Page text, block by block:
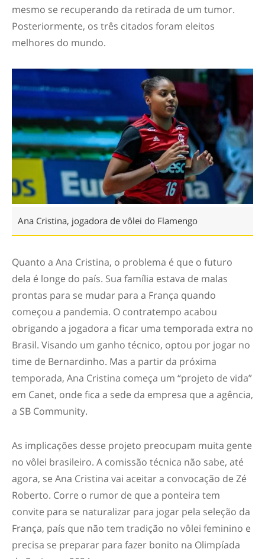
mesmo se recuperando da retirada de um tumor.
Posteriormente, os três citados foram eleitos
melhores do mundo.
Ana Cristina, jogadora de vôlei do Flamengo
Quanto a Ana Cristina, o problema é que o futuro
dela é longe do país. Sua família estava de malas
prontas para se mudar para a França quando
começou a pandemia. O contratempo acabou
obrigando a jogadora a ficar uma temporada extra no
Brasil. Visando um ganho técnico, optou por jogar no
time de Bernardinho. Mas a partir da próxima
temporada, Ana Cristina começa um “projeto de vida”
em Canet, onde fica a sede da empresa que a agência,
a SB Community.
As implicações desse projeto preocupam muita gente
no vôlei brasileiro. A comissão técnica não sabe, até
agora, se Ana Cristina vai aceitar a convocação de Zé
Roberto. Corre o rumor de que a ponteira tem
convite para se naturalizar para jogar pela seleção da
França, país que não tem tradição no vôlei feminino e
precisa se preparar para fazer bonito na Olimpíada